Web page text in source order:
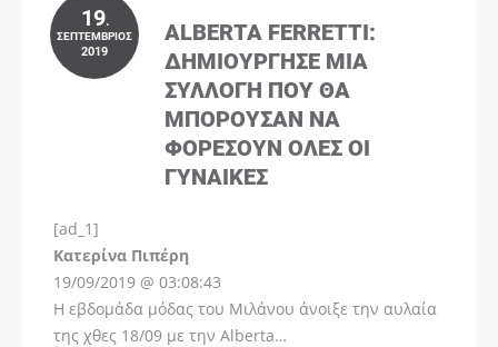
19.
ΣΕΠΤΈΜΒΡΙΟΣ
2019
ALBERTA FERRETTI:
ΔΗΜΙΟΎΡΓΗΣΕ ΜΊΑ
ΣΥΛΛΟΓΉ ΠΟΥ ΘΑ
ΜΠΟΡΟΎΣΑΝ ΝΑ
ΦΟΡΈΣΟΥΝ ΌΛΕΣ ΟΙ
ΓΥΝΑΊΚΕΣ
[ad_1]
Kατερίνα Πιπέρη
19/09/2019 @ 03:08:43
Η εβδομάδα μόδας του Μιλάνου άνοιξε την αυλαία
της χθες 18/09 με την Alberta…